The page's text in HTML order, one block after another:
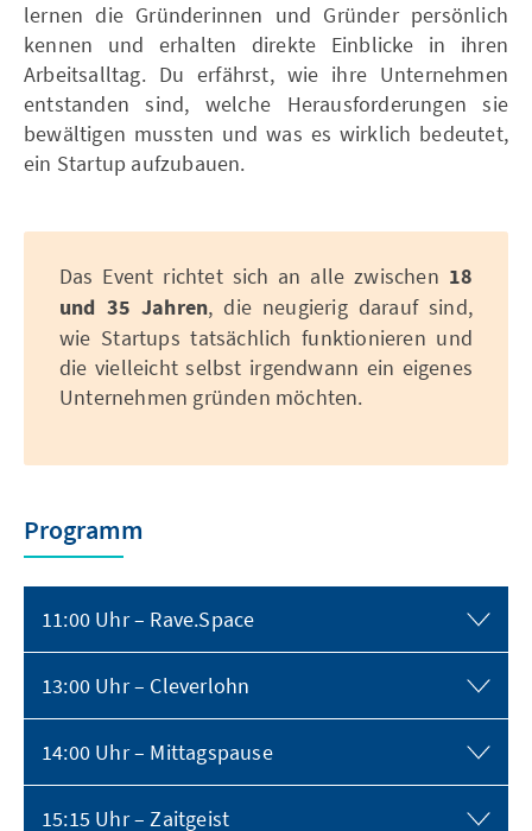
lernen die Gründerinnen und Gründer persönlich
kennen und erhalten direkte Einblicke in ihren
Arbeitsalltag. Du erfährst, wie ihre Unternehmen
entstanden sind, welche Herausforderungen sie
bewältigen mussten und was es wirklich bedeutet,
ein Startup aufzubauen.
Das Event richtet sich an alle zwischen 18
und 35 Jahren, die neugierig darauf sind,
wie Startups tatsächlich funktionieren und
die vielleicht selbst irgendwann ein eigenes
Unternehmen gründen möchten.
Programm
11:00 Uhr – Rave.Space
13:00 Uhr – Cleverlohn
14:00 Uhr – Mittagspause
15:15 Uhr – Zaitgeist